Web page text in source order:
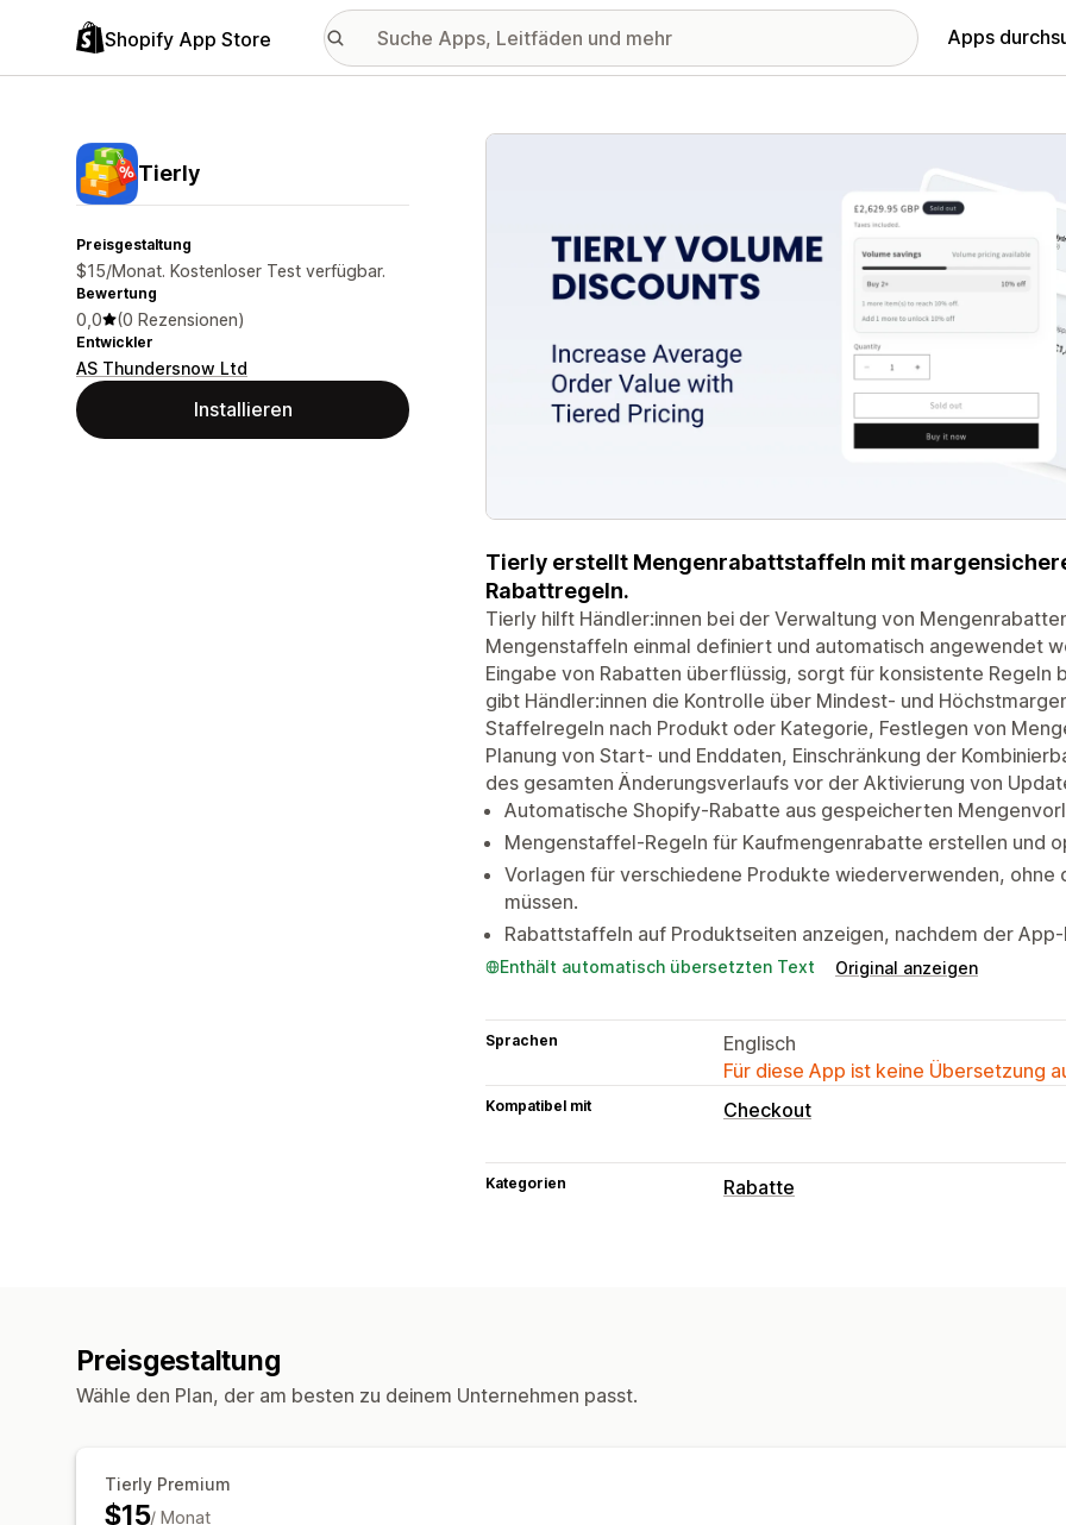
Shopify App Store Apps
Tierly
Preisgestaltung
$15/Monat. Kostenloser Test verfügbar.
Bewertung
0,0 (0 Rezensionen)
Entwickler
AS Thundersnow Ltd
Installieren
Vorgestellte Bildergalerie
Tierly erstellt Mengenrabattstaffeln mit
Rabattregeln.
Tierly hilft Händler:innen bei der Verwaltung von
Mengenstaffeln einmal definiert und automatisch angewendet
Eingabe von Rabatten überflüssig, sorgt für konsistente Regeln
gibt Händler:innen die Kontrolle über Mindest- und
Staffelregeln nach Produkt oder Kategorie, Festlegen von
Planung von Start- und Enddaten, Einschränkung der
des gesamten Änderungsverlaufs vor der Aktivierung von
Automatische Shopify-Rabatte aus gespeicherten
Mengenstaffel-Regeln für Kaufmengenrabatte erstellen und
Vorlagen für verschiedene Produkte wiederverwenden, ohne
müssen.
Rabattstaffeln auf Produktseiten anzeigen, nachdem der
Enthält automatisch übersetzten Text Original anzeigen
Sprachen
Englisch
Für diese App ist keine Übersetzung
Kompatibel mit Checkout
Kategorien Rabatte
Preisgestaltung
Wähle den Plan, der am besten zu deinem Unternehmen passt.
Tierly Premium
$15/ Monat